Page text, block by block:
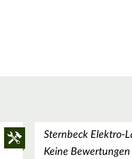
Sternbeck Elektro-
Keine Bewertungen